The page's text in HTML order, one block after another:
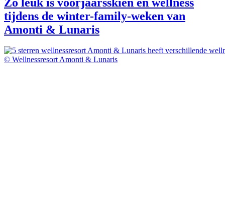
tijdens de winter-family-weken van
Amonti & Lunaris